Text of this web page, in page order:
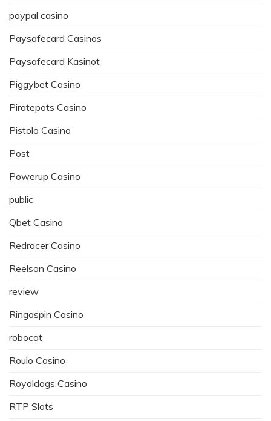
paypal casino
Paysafecard Casinos
Paysafecard Kasinot
Piggybet Casino
Piratepots Casino
Pistolo Casino
Post
Powerup Casino
public
Qbet Casino
Redracer Casino
Reelson Casino
review
Ringospin Casino
robocat
Roulo Casino
Royaldogs Casino
RTP Slots